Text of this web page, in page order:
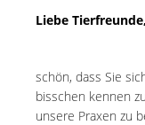
Liebe Tierfreunde,
schön, dass Sie
bisschen kennen
unsere Praxen zu